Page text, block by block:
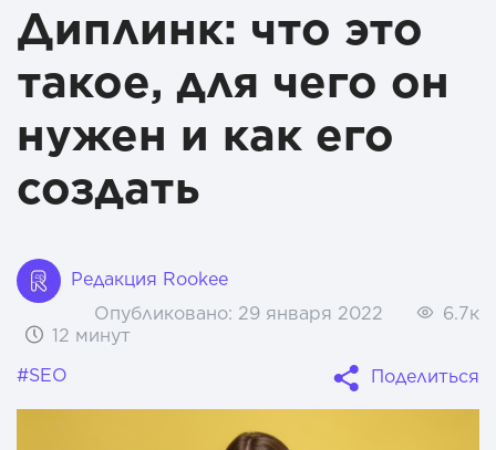
Диплинк: что это
такое, для чего он
нужен и как его
создать
Редакция Rookee
Опубликовано: 29 января 2022
6.7к
12 минут
#SEO
Поделиться